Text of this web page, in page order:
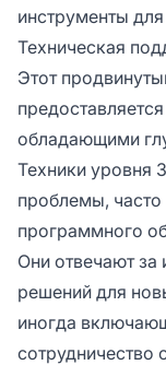
инструменты
Техническая
Этот
обладающими
Техники уровня
проблемы,
программного
Они отвечают за
решений для
иногда
сотрудничество